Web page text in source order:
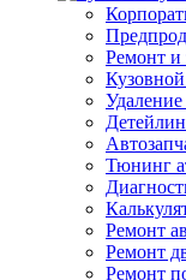
Ремонт и
Тюнинг
Ремонт
Ремонт
Ремонт